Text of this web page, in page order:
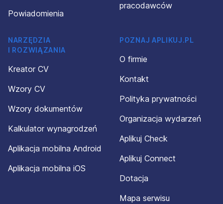
Powiadomienia
pracodawców
NARZĘDZIA
I ROZWIĄZANIA
Kreator CV
Wzory CV
Wzory dokumentów
Kalkulator wynagrodzeń
Aplikacja mobilna Android
Aplikacja mobilna iOS
POZNAJ APLIKUJ.PL
O firmie
Kontakt
Polityka prywatności
Organizacja wydarzeń
Aplikuj Check
Aplikuj Connect
Dotacja
Mapa serwisu